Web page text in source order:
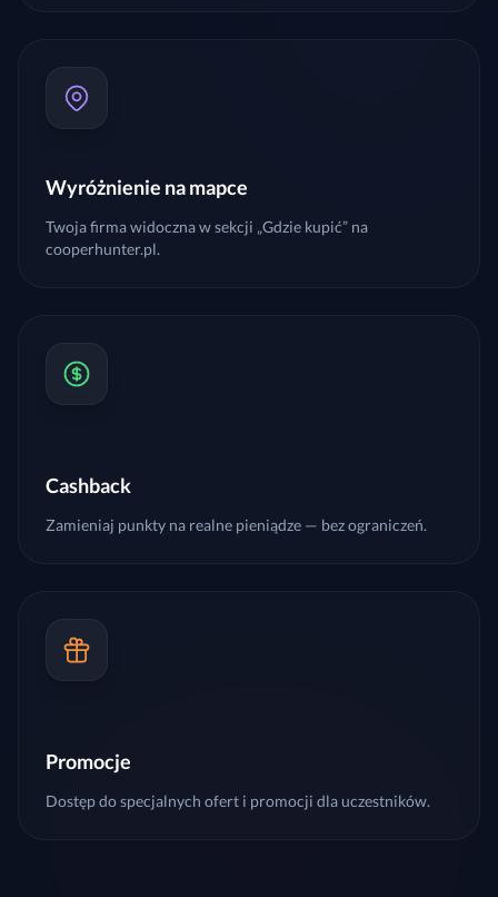
Wyróżnienie na mapce
Twoja firma widoczna w sekcji „Gdzie kupić” na
cooperhunter.pl.
Cashback
Zamieniaj punkty na realne pieniądze — bez ograniczeń.
Promocje
Dostęp do specjalnych ofert i promocji dla uczestników.